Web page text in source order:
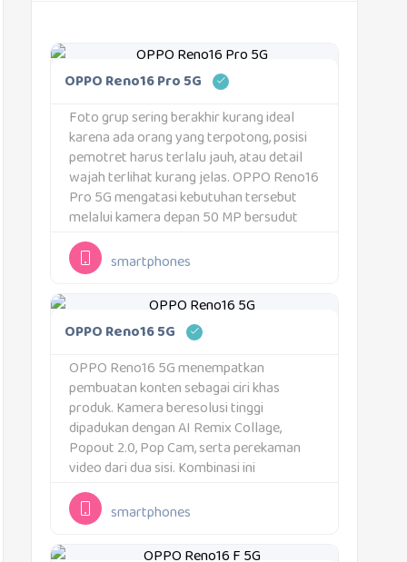
OPPO Reno16 Pro 5G
Foto grup sering berakhir kurang ideal
karena ada orang yang terpotong, posisi
pemotret harus terlalu jauh, atau detail
wajah terlihat kurang jelas. OPPO Reno16
Pro 5G mengatasi kebutuhan tersebut
melalui kamera depan 50 MP bersudut
pandang 100 derajat. Ciri khas produk ini
membuat lebih banyak orang dapat
masuk ke dalam...
smartphones
OPPO Reno16 5G
OPPO Reno16 5G menempatkan
pembuatan konten sebagai ciri khas
produk. Kamera beresolusi tinggi
dipadukan dengan AI Remix Collage,
Popout 2.0, Pop Cam, serta perekaman
video dari dua sisi. Kombinasi ini
memudahkan pengguna mengolah foto
dan video menjadi konten yang lebih
ekspresif tanpa harus memindahkannya
ke aplikasi penyuntingan terpisah. Daya
smartphones